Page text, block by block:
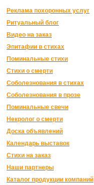
Реклама похоронных услуг
Ритуальный блог
Видео на заказ
Эпитафии в стихах
Поминальные стихи
Стихи о смерти
Соболезнования в стихах
Соболезнования в прозе
Поминальные свечи
Некролог о смерти
Доска объявлений
Календарь выставок
Стихи на заказ
Наши партнеры
Каталог продукции компаний